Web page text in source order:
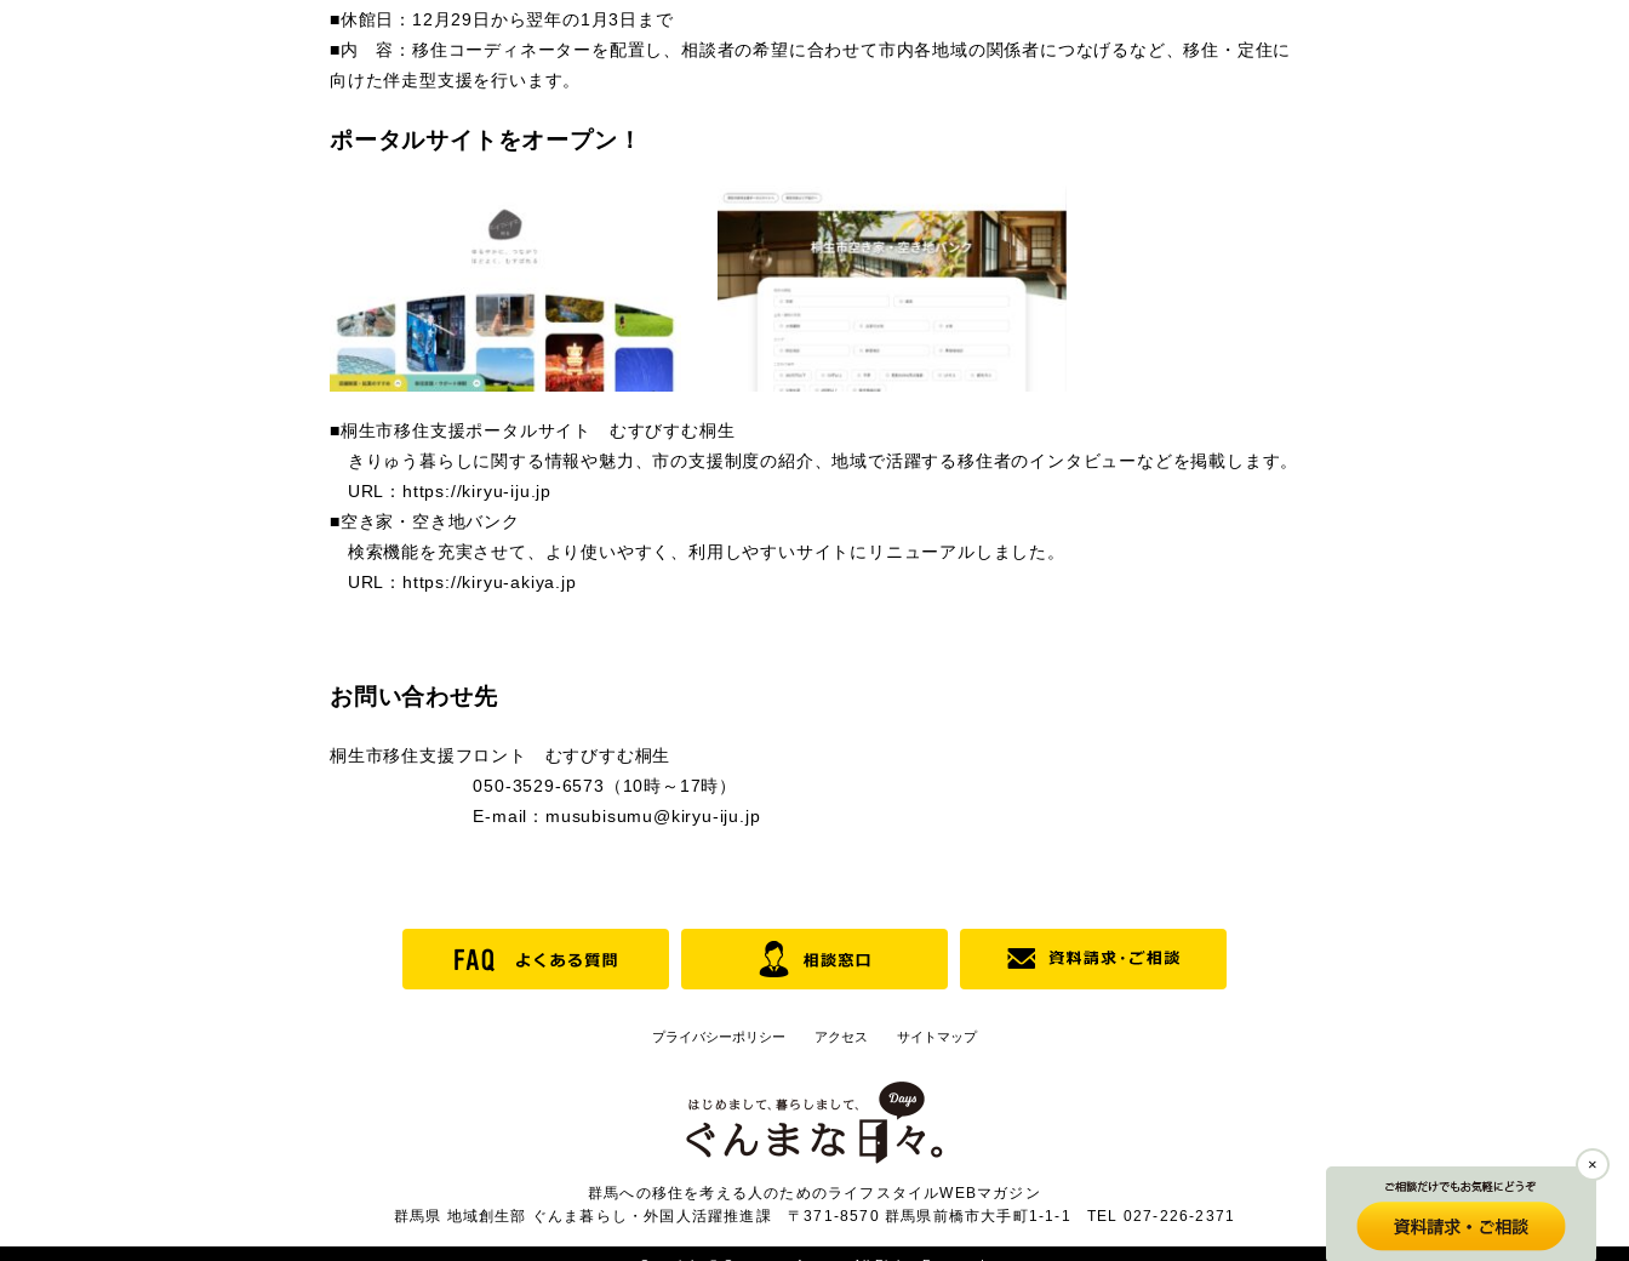
■休館日：12月29日から翌年の1月3日まで
■内 容：移住コーディネーターを配置し、相談者の希望に合わせて市内各地域の関係者につなげるなど、移住・定住に
向けた伴走型支援を行います。
ポータルサイトをオープン！
■桐生市移住支援ポータルサイト むすびすむ桐生
きりゅう暮らしに関する情報や魅力、市の支援制度の紹介、地域で活躍する移住者のインタビューなどを掲載します。
URL：https://kiryu-iju.jp
■空き家・空き地バンク
検索機能を充実させて、より使いやすく、利用しやすいサイトにリニューアルしました。
URL：https://kiryu-akiya.jp
お問い合わせ先
桐生市移住支援フロント むすびすむ桐生
050-3529-6573（10時～17時）
E-mail：musubisumu@kiryu-iju.jp
×
プライバシーポリシー アクセス サイトマップ
群馬への移住を考える人のためのライフスタイルWEBマガジン
群馬県 地域創生部 ぐんま暮らし・外国人活躍推進課 〒371-8570 群馬県前橋市大手町1-1-1 TEL 027-226-2371